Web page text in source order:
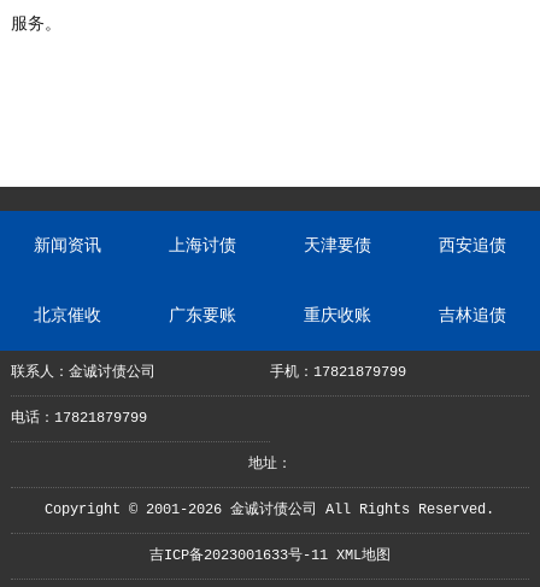
服务。
新闻资讯 上海讨债 天津要债 西安追债
北京催收 广东要账 重庆收账 吉林追债
联系人：金诚讨债公司 手机：17821879799
电话：17821879799
地址：
Copyright © 2001-2026 金诚讨债公司 All Rights Reserved.
吉ICP备2023001633号-11 XML地图